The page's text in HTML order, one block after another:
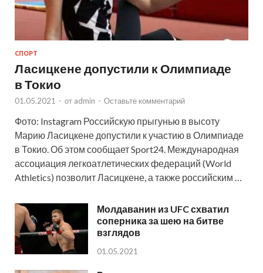
СПОРТ
Ласицкене допустили к Олимпиаде
в Токио
01.05.2021 - от admin - Оставьте комментарий
Фото: Instagram Российскую прыгунью в высоту
Марию Ласицкене допустили к участию в Олимпиаде
в Токио. Об этом сообщает Sport24. Международная
ассоциация легкоатлетических федераций (World
Athletics) позволит Ласицкене, а также российским …
Молдаванин из UFC схватил
соперника за шею на битве
взглядов
01.05.2021